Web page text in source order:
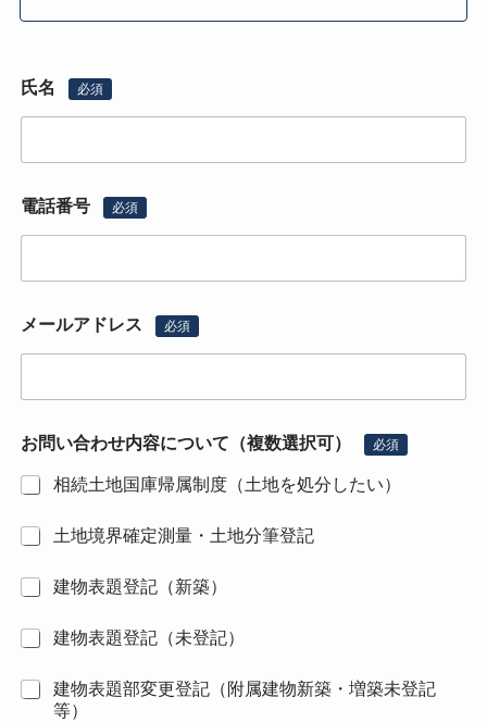
氏名 必須
電話番号 必須
メールアドレス 必須
お問い合わせ内容について（複数選択可） 必須
相続土地国庫帰属制度（土地を処分したい）
土地境界確定測量・土地分筆登記
建物表題登記（新築）
建物表題登記（未登記）
建物表題部変更登記（附属建物新築・増築未登記
等）